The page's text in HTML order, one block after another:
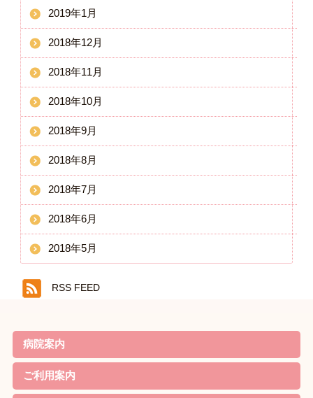
2019年1月
2018年12月
2018年11月
2018年10月
2018年9月
2018年8月
2018年7月
2018年6月
2018年5月
RSS FEED
病院案内
院長ごあいさつ
基本理念・基本方針
患者様の権利と責務・子ども憲章
病院機能評価の認定
概要・沿革
当院の特徴
診療案内
病院実績
職員体制・部門紹介
対象疾患
ご利用案内